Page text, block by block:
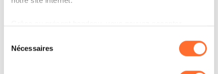
à l’exception des cookies strictement nécessaires au
fonctionnement du site. Une description des différents
cookies est accessible sous l’onglet « Détails » ci-
Nécessaires